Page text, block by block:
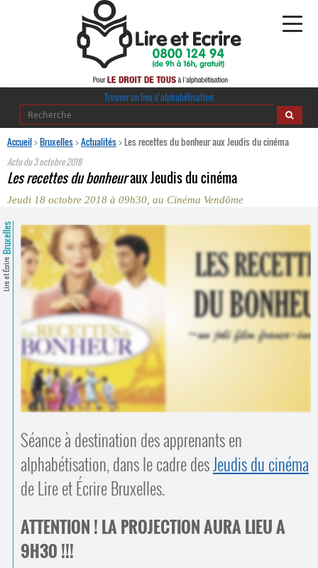
Alphabétisation
Publications
·
journaldelalpha.be
Comprendre et parler
Espace presse
Contacts
Trouver un lieu d’alphabétisation
Accueil>Bruxelles>Actualités>Les recettes du bonheur aux Jeudis du cinéma
Actu du3 octobre 2018
Les recettes du bonheuraux Jeudis du cinéma
Jeudi 18 octobre 2018 à 09h30, au Cinéma Vendôme
Lire et Écrire
Bruxelles
Séance à destination des apprenants en
alphabétisation, dans le cadre desJeudis du cinéma
de Lire et Écrire Bruxelles.
ATTENTION ! LA PROJECTION AURA LIEU A
9H30 !!!